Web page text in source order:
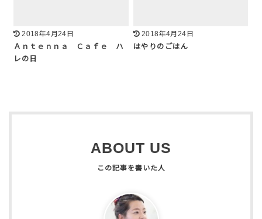
2018年4月24日
Ａｎｔｅｎｎａ Ｃａｆｅ ハ
レの日
2018年4月24日
はやりのごはん
ABOUT US